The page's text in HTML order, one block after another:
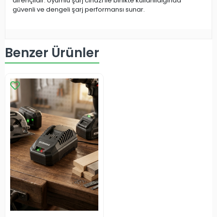
güvenli ve dengeli şarj performansı sunar.
Benzer Ürünler